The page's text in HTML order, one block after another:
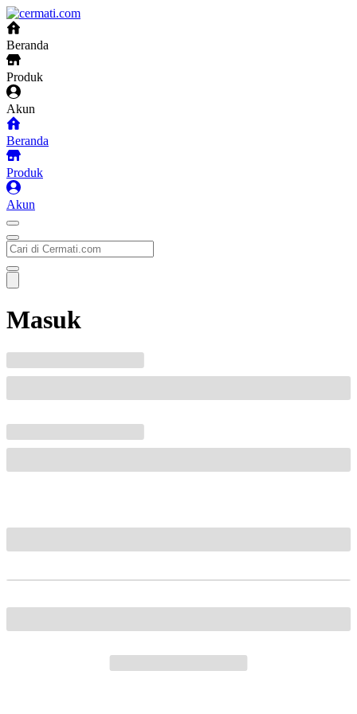
Beranda
Produk
Akun
Beranda
Produk
Akun
Masuk